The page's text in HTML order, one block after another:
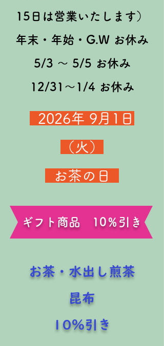
15日は営業いたします）
​年末・年始・G.W お休み
5/3 ～ 5/5 お休み
12/31～1/4 お休み
​ ​2026年 9 月1日
（火）
お茶の日
ギフト商品 10％引き
お茶・水出し煎茶
​昆布
​10％引き